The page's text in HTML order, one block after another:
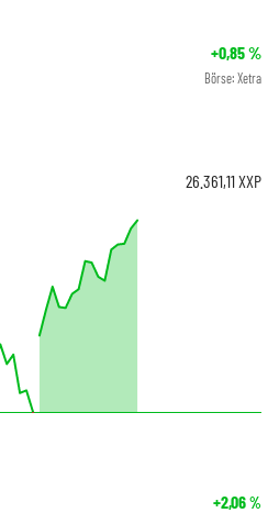
+0,85%
Börse: Xetra
26.361,11XXP
+2,06%